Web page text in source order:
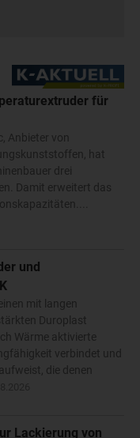
für
Anbieter von
hat
drei
Damit erweitert das
und
mit langen
Duroplast
Wärme aktivierte
verbindet und
die denen
Lackierung von